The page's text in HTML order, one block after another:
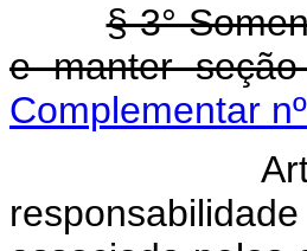
§ 3°
e manter
Complementar